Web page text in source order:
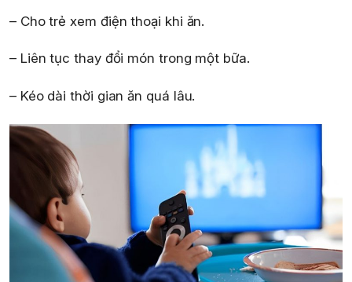
– Cho trẻ xem điện thoại khi ăn.
– Liên tục thay đổi món trong một bữa.
– Kéo dài thời gian ăn quá lâu.